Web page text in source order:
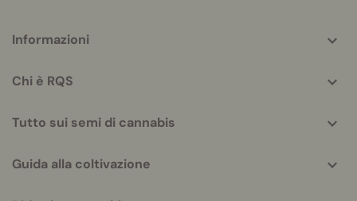
helpful
Informazioni
Chi è RQS
Tutto sui semi di cannabis
Guida alla coltivazione